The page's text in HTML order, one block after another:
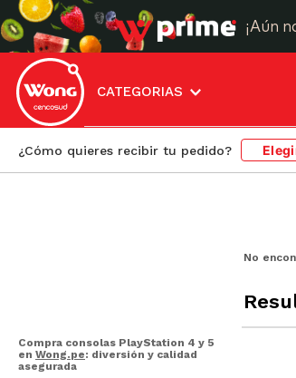
¡Aún
CATEGORIAS
¿Cómo quieres recibir tu pedido?
No
Compra consolas PlayStation 4 y 5
en Wong.pe: diversión y calidad
asegurada